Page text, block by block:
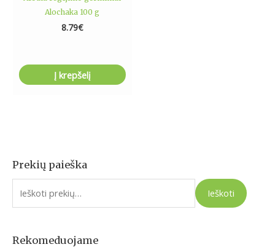
Prekių paieška
I
e
o
Ieškoti
Rekomeduojame
Alochaka 100 g
8.79€
Į krepšelį